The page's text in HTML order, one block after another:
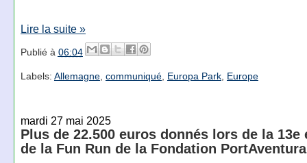
Lire la suite »
Publié à 06:04
Labels: Allemagne, communiqué, Europa Park, Europe
mardi 27 mai 2025
Plus de 22.500 euros donnés lors de la 13e
de la Fun Run de la Fondation PortAventura